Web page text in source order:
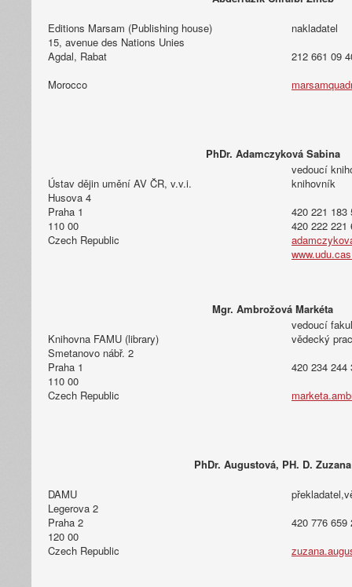
Editions Marsam (Publishing house)
15, avenue des Nations Unies
Agdal, Rabat
Morocco
nakladatel
212 661 09
PhDr. Adamczyková Sabina
Ústav dějin umění AV ČR, v.v.i.
Husova 4
Praha 1
110 00
Czech Republic
vedoucí
knihovník
420 221 183
420 222 221
Mgr. Ambrožová Markéta
Knihovna FAMU (library)
Smetanovo nábř. 2
Praha 1
110 00
Czech Republic
vedoucí
vědecký
420 234 244
PhDr. Augustová, PH. D. Zuzana
DAMU
Legerova 2
Praha 2
120 00
Czech Republic
420 776 659